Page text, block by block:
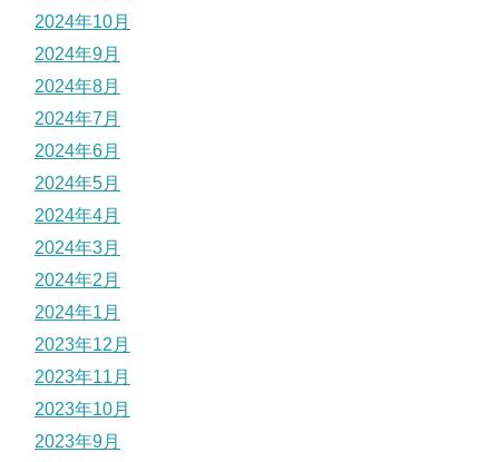
2024年10月
2024年9月
2024年8月
2024年7月
2024年6月
2024年5月
2024年4月
2024年3月
2024年2月
2024年1月
2023年12月
2023年11月
2023年10月
2023年9月